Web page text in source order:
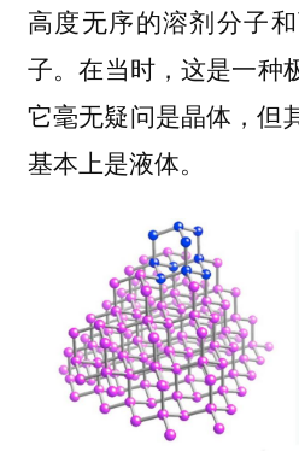
高度无序的溶剂分子
子。在当时，这是一
它毫无疑问是晶体，但
基本上是液体。